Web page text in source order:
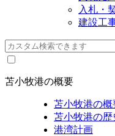
入札・
建設工
苫小牧港の概要
苫小牧港の概
苫小牧港の歴
港湾計画